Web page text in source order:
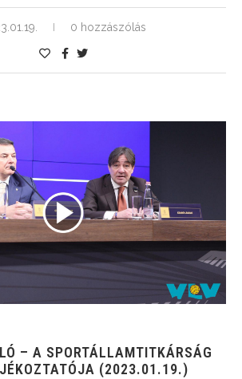
0 hozzászólás
– A SPORTÁLLAMTITKÁRSÁG
(2023.01.19.)